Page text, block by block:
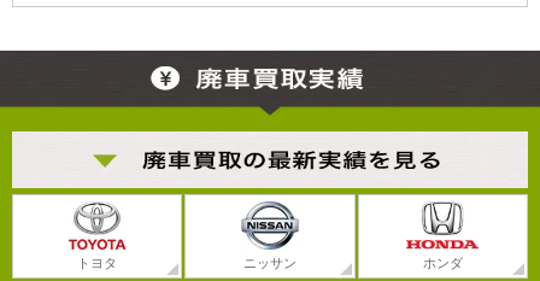
トヨタ ニッサン ホンダ